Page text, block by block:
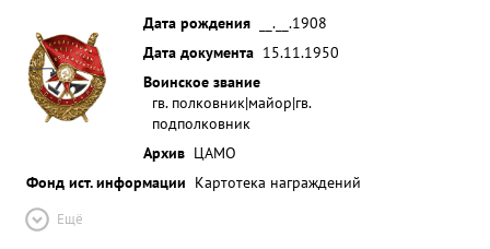
Дата рождения
__.__.1908
Дата документа 15.11.1950
Воинское звание
гв. полковник|майор|гв.
подполковник
Архив ЦАМО
Фонд ист. информации Картотека награждений
Ещё